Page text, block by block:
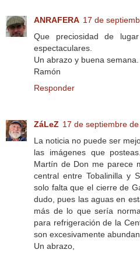
ANRAFERA 17 de
Que preciosidad de
espectaculares.
Un abrazo y buena semana.
Ramón
Responder
ZáLeZ 17 de septiembre
La noticia no puede ser
las imágenes que
Martín de Don me parece
central entre Tobalinilla y
solo falta que el cierre de
dudo, pues las aguas en
más de lo que sería
para refrigeración de la
son excesivamente
Un abrazo,